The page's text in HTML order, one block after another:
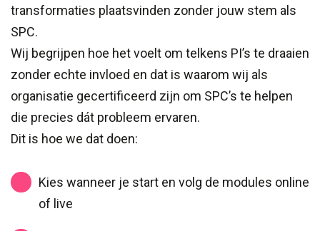
transformaties plaatsvinden zonder jouw stem als
SPC.
Wij begrijpen hoe het voelt om telkens PI’s te draaien
zonder echte invloed en dat is waarom wij als
organisatie gecertificeerd zijn om SPC’s te helpen
die precies dát probleem ervaren.
Dit is hoe we dat doen:
Kies wanneer je start en volg de modules online
of live